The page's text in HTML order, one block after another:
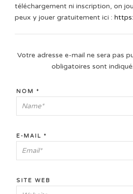
téléchargement ni inscription, on
peux y jouer gratuitement ici :
Votre adresse e-mail ne sera pas
obligatoires sont
NOM *
E-MAIL *
SITE WEB